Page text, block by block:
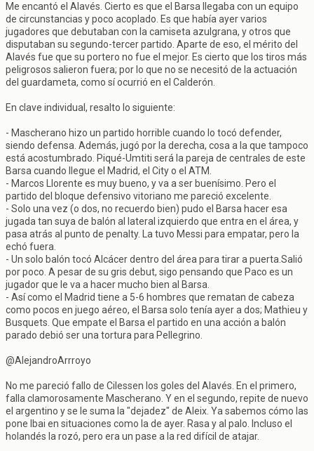
Me encantó el Alavés. Cierto es que el Barsa llegaba con un equipo
de circunstancias y poco acoplado. Es que había ayer varios
jugadores que debutaban con la camiseta azulgrana, y otros que
disputaban su segundo-tercer partido. Aparte de eso, el mérito del
Alavés fue que su portero no fue el mejor. Es cierto que los tiros más
peligrosos salieron fuera; por lo que no se necesitó de la actuación
del guardameta, como sí ocurrió en el Calderón.
En clave individual, resalto lo siguiente:
- Mascherano hizo un partido horrible cuando lo tocó defender,
siendo defensa. Además, jugó por la derecha, cosa a la que tampoco
está acostumbrado. Piqué-Umtiti será la pareja de centrales de este
Barsa cuando llegue el Madrid, el City o el ATM.
- Marcos Llorente es muy bueno, y va a ser buenísimo. Pero el
partido del bloque defensivo vitoriano me pareció excelente.
- Solo una vez (o dos, no recuerdo bien) pudo el Barsa hacer esa
jugada tan suya de balón al lateral izquierdo que entra en el área, y
pasa atrás al punto de penalty. La tuvo Messi para empatar, pero la
echó fuera.
- Un solo balón tocó Alcácer dentro del área para tirar a puerta.Salió
por poco. A pesar de su gris debut, sigo pensando que Paco es un
jugador que le va a hacer mucho bien al Barsa.
- Así como el Madrid tiene a 5-6 hombres que rematan de cabeza
como pocos en juego aéreo, el Barsa solo tenía ayer a dos; Mathieu y
Busquets. Que empate el Barsa el partido en una acción a balón
parado debió ser una tortura para Pellegrino.
@AlejandroArrroyo
No me pareció fallo de Cilessen los goles del Alavés. En el primero,
falla clamorosamente Mascherano. Y en el segundo, repite de nuevo
el argentino y se le suma la "dejadez" de Aleix. Ya sabemos cómo las
pone Ibai en situaciones como la de ayer. Rasa y al palo. Incluso el
holandés la rozó, pero era un pase a la red difícil de atajar.